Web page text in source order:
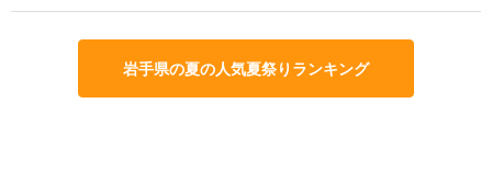
岩手県の夏の人気夏祭りランキング